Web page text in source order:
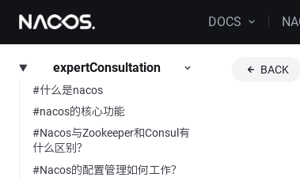
DOCS
expertConsultation
#什么是nacos
#nacos的核心功能
#Nacos与Zookeeper和Consul有
什么区别？
#Nacos的配置管理如何工作？
BACK